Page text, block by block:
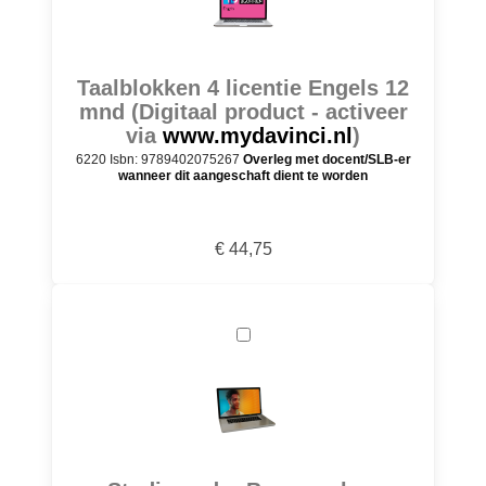
Taalblokken 4 licentie Engels 12
mnd (Digitaal product - activeer
via www.mydavinci.nl )
6220 Isbn: 9789402075267 Overleg met docent/SLB-er
wanneer dit aangeschaft dient te worden
€ 44,75